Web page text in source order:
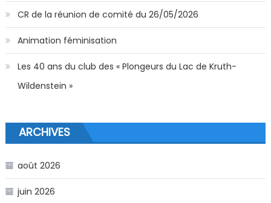
CR de la réunion de comité du 26/05/2026
Animation féminisation
Les 40 ans du club des « Plongeurs du Lac de Kruth-
Wildenstein »
ARCHIVES
août 2026
juin 2026